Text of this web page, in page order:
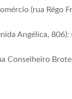
(rua Rêgo
Angélica,
Conselheiro